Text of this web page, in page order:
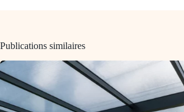
Publications similaires